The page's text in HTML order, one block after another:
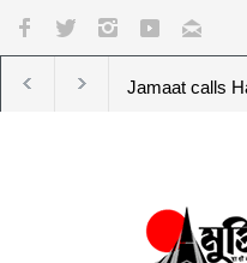
Jamaat calls Hasina’s